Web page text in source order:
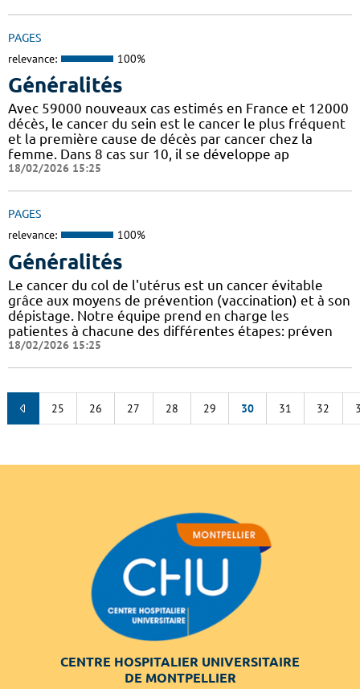
PAGES
relevance: 100%
Généralités
Avec 59000 nouveaux cas estimés en France et 12000
décès, le cancer du sein est le cancer le plus fréquent
et la première cause de décès par cancer chez la
femme. Dans 8 cas sur 10, il se développe ap
18/02/2026 15:25
PAGES
relevance: 100%
Généralités
Le cancer du col de l'utérus est un cancer évitable
grâce aux moyens de prévention (vaccination) et à son
dépistage. Notre équipe prend en charge les
patientes à chacune des différentes étapes: préven
18/02/2026 15:25
25 26 27 28 29 30 31 32
CENTRE HOSPITALIER UNIVERSITAIRE
DE MONTPELLIER